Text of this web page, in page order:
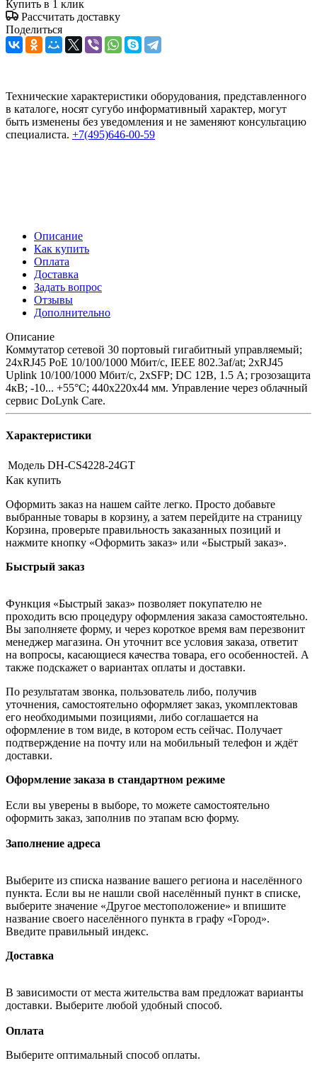
Купить в 1 клик
Рассчитать доставку
Поделиться
Технические характеристики оборудования, представленного
в каталоге, носят сугубо информативный характер, могут
быть изменены без уведомления и не заменяют консультацию
специалиста. +7(495)646-00-59
Описание
Как купить
Оплата
Доставка
Задать вопрос
Отзывы
Дополнительно
Описание
Коммутатор сетевой 30 портовый гигабитный управляемый;
24xRJ45 PoE 10/100/1000 Мбит/с, IEEE 802.3af/at; 2xRJ45
Uplink 10/100/1000 Мбит/с, 2xSFP; DC 12В, 1.5 A; грозозащита
4кВ; -10... +55°C; 440х220х44 мм. Управление через облачный
сервис DoLynk Care.
Характеристики
Модель DH-CS4228-24GT
Как купить
Оформить заказ на нашем сайте легко. Просто добавьте
выбранные товары в корзину, а затем перейдите на страницу
Корзина, проверьте правильность заказанных позиций и
нажмите кнопку «Оформить заказ» или «Быстрый заказ».
Быстрый заказ
Функция «Быстрый заказ» позволяет покупателю не
проходить всю процедуру оформления заказа самостоятельно.
Вы заполняете форму, и через короткое время вам перезвонит
менеджер магазина. Он уточнит все условия заказа, ответит
на вопросы, касающиеся качества товара, его особенностей. А
также подскажет о вариантах оплаты и доставки.
По результатам звонка, пользователь либо, получив
уточнения, самостоятельно оформляет заказ, укомплектовав
его необходимыми позициями, либо соглашается на
оформление в том виде, в котором есть сейчас. Получает
подтверждение на почту или на мобильный телефон и ждёт
доставки.
Оформление заказа в стандартном режиме
Если вы уверены в выборе, то можете самостоятельно
оформить заказ, заполнив по этапам всю форму.
Заполнение адреса
Выберите из списка название вашего региона и населённого
пункта. Если вы не нашли свой населённый пункт в списке,
выберите значение «Другое местоположение» и впишите
название своего населённого пункта в графу «Город».
Введите правильный индекс.
Доставка
В зависимости от места жительства вам предложат варианты
доставки. Выберите любой удобный способ.
Оплата
Выберите оптимальный способ оплаты.